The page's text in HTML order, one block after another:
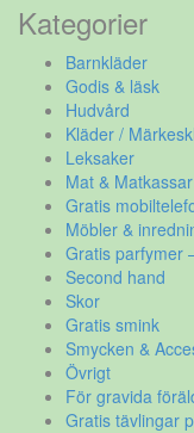
Kategorier
Barnkläder
Godis & läsk
Hudvård
Kläder /
Leksaker
Mat & Matkassar
Gratis
Möbler &
Gratis parfymer
Second hand
Skor
Gratis smink
Smycken &
Övrigt
För gravida
Gratis tävlingar